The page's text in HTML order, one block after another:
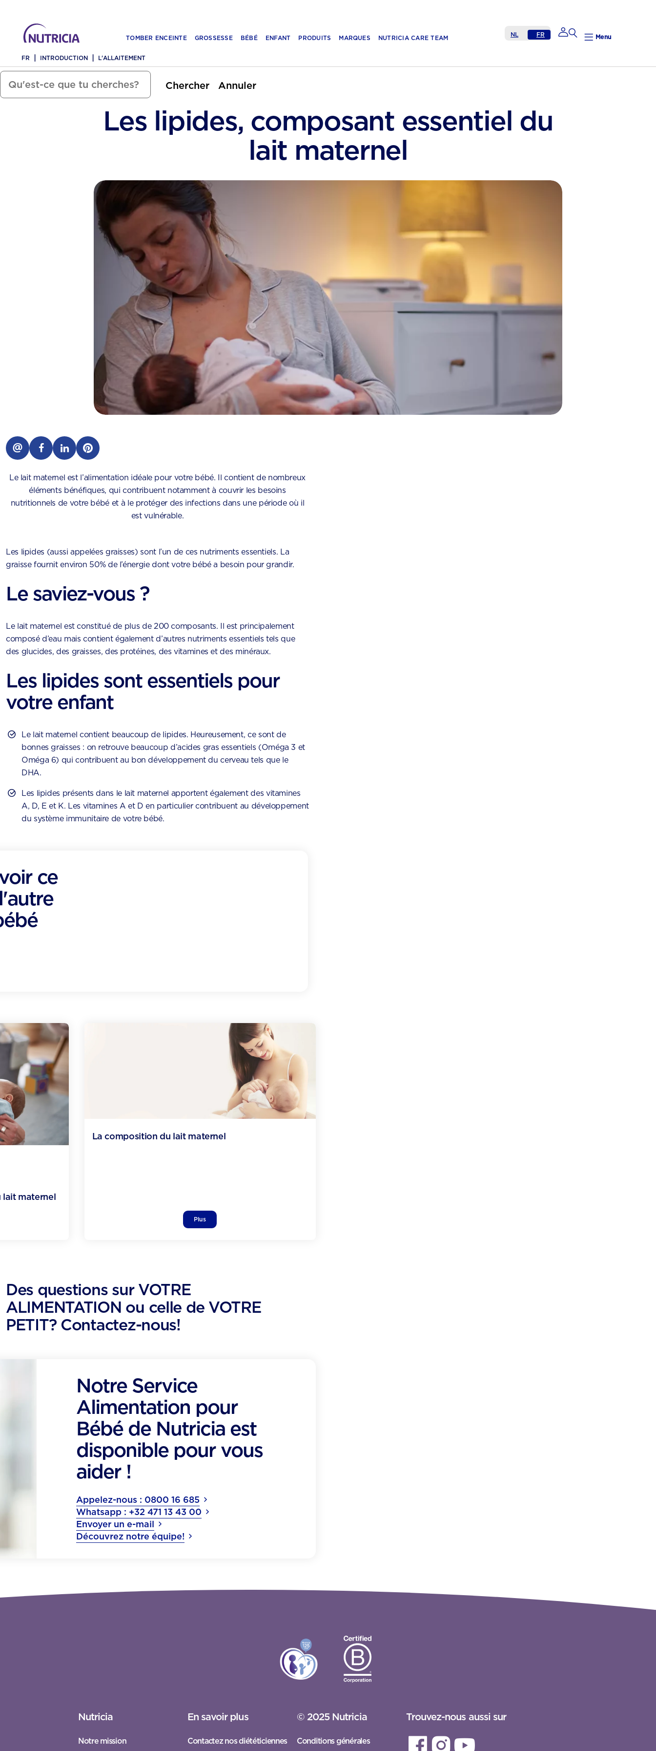
TOMBER ENCEINTE GROSSESSE BÉBÉ ENFANT PRODUITS MARQUES NUTRICIA CARE TEAM
Mijn Nutricia
NL FR Menu
Chercher Annuler
Les lipides, composant essentiel du
lait maternel
FR INTRODUCTION L'ALLAITEMENT
Le lait maternel est l’alimentation idéale pour votre bébé. Il contient de nombreux
éléments bénéfiques, qui contribuent notamment à couvrir les besoins
nutritionnels de votre bébé et à le protéger des infections dans une période où il
est vulnérable.
Les lipides (aussi appelées graisses) sont l’un de ces nutriments essentiels. La
graisse fournit environ 50% de l’énergie dont votre bébé a besoin pour grandir.
Le saviez-vous ?
Le lait maternel est constitué de plus de 200 composants. Il est principalement
composé d’eau mais contient également d’autres nutriments essentiels tels que
des glucides, des graisses, des protéines, des vitamines et des minéraux.
Les lipides sont essentiels pour
votre enfant
Le lait maternel contient beaucoup de lipides. Heureusement, ce sont de
bonnes graisses : on retrouve beaucoup d’acides gras essentiels (Oméga 3 et
Oméga 6) qui contribuent au bon développement du cerveau tels que le
DHA.
Les lipides présents dans le lait maternel apportent également des vitamines
A, D, E et K. Les vitamines A et D en particulier contribuent au développement
du système immunitaire de votre bébé.
ce
lait maternel
La composition du lait maternel
Plus
Des questions sur VOTRE
ALIMENTATION ou celle de VOTRE
PETIT? Contactez-nous!
Notre Service
Alimentation pour
Bébé de Nutricia est
disponible pour vous
aider !
Appelez-nous : 0800 16 685
Whatsapp : +32 471 13 43 00
Envoyer un e-mail
Découvrez notre équipe!
Nutricia
Notre mission
En savoir plus
Contactez nos diététiciennes
© 2025 Nutricia
Conditions générales
Trouvez-nous aussi sur